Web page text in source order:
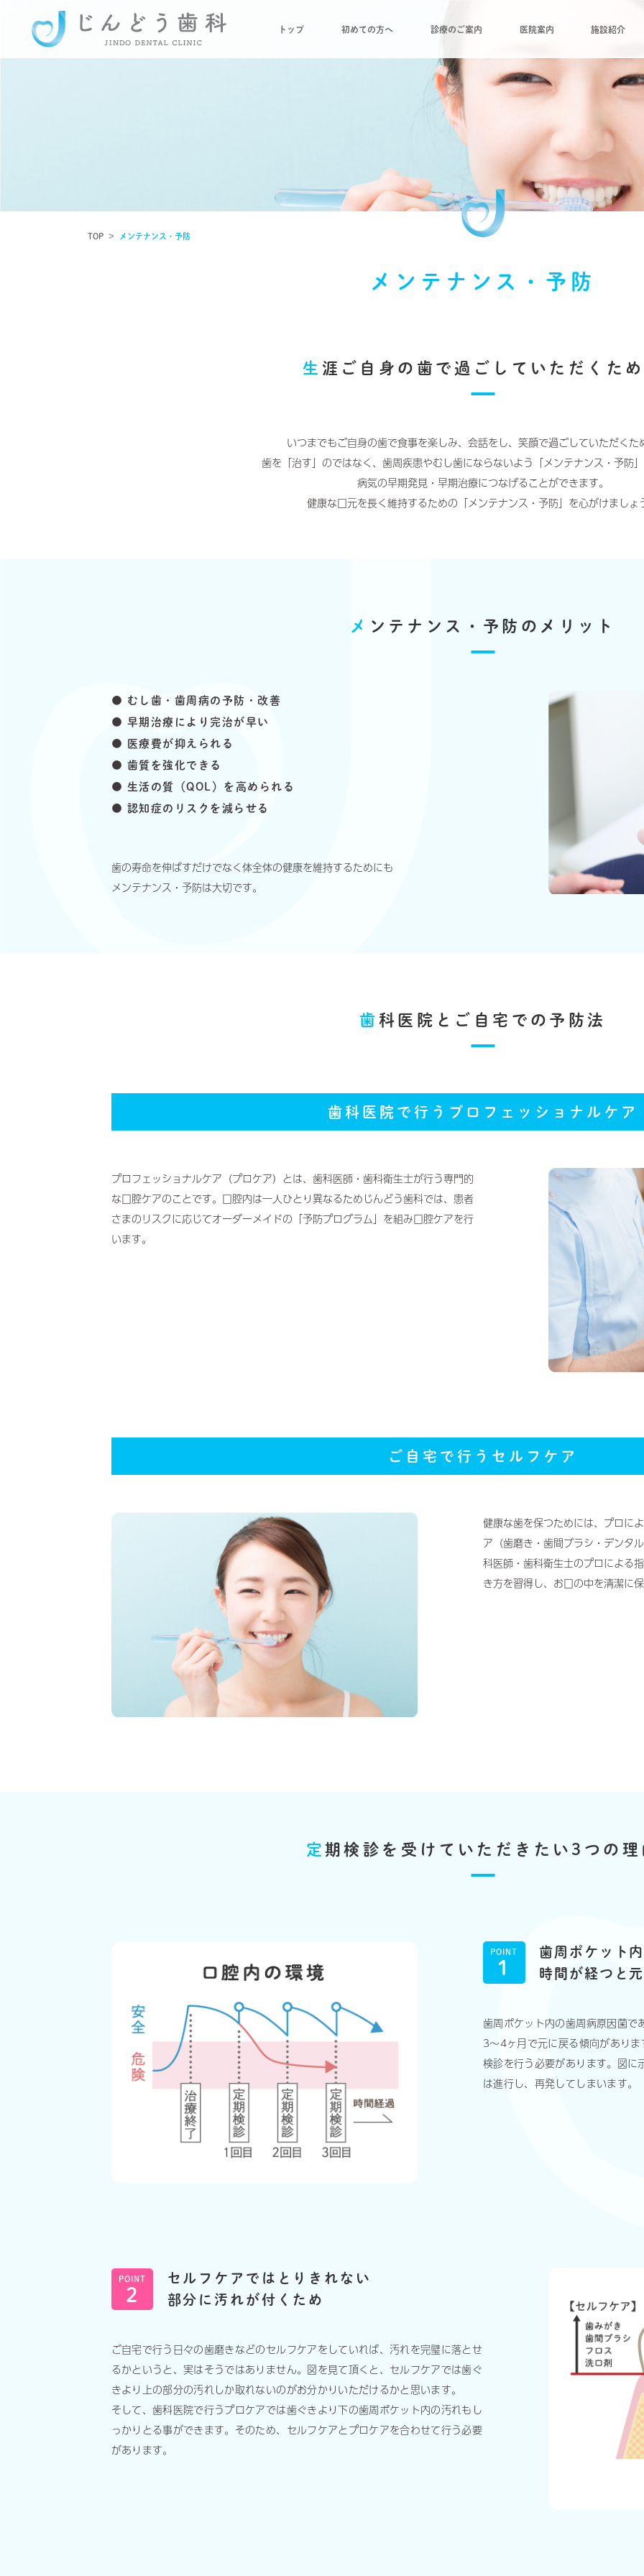
トップ 初めての方へ 診療のご案内 医院案内 施設紹介
TOP メンテナンス・予防
メンテナンス・予防
生 涯ご自身の歯で 過ごしていただくた
いつまでもご自身の歯で食事を楽しみ、 会話をし、笑顔で過ごしていただくた
歯を「治す」のではなく、 歯周疾患やむし歯にならないよう 「メンテナンス・予防
病気の早期発見・早期治療につなげることができます。
健康な口元を長く維持するための 「メンテナンス・予防」を心がけましょ
メ ンテナンス・ 予防のメリット
● むし歯・歯周病の予防・改善
● 早期治療により完治が早い
● 医療費が抑えられる
● 歯質を強化できる
● 生活の質（QOL）を高められる
● 認知症のリスクを減らせる
歯の寿命を伸ばすだけでなく体全体の健康を維持するためにも
メンテナンス・予防は大切です。
歯 科医院と ご自宅での予防法
歯科医院で行う プロフェッショナルケア
プロフェッショナルケア（プロケア）とは、歯科医師・歯科衛生士が行う専門的
な口腔ケアのことです。口腔内は一人ひとり異なるためじんどう歯科では、患者
さまのリスクに応じてオーダーメイドの「予防プログラム」を組み口腔ケアを行
います。
ご自宅で行うセルフケア
健康な歯を保つためには、プロに
ア（歯磨き・歯間ブラシ・デンタ
科医師・歯科衛生士のプロによる
き方を習得し、お口の中を清潔に
定期検診を 受けていただきたい 3つの理
POINT
1
歯周ポケット
時間が経つと
歯周ポケット内の歯周病原因菌
3〜4ヶ月で元に戻る傾向があり
検診を行う必要があります。図
は進行し、再発してしまいます
POINT
2
セルフケアでは とりきれない
部分に汚れが付くため
ご自宅で行う日々の歯磨きなどのセルフケアをしていれば、汚れを完璧に落とせ
るかというと、実はそうではありません。図を見て頂くと、セルフケアでは歯ぐ
きより上の部分の汚れしか取れないのがお分かりいただけるかと思います。
そして、歯科医院で行うプロケアでは歯ぐきより下の歯周ポケット内の汚れもし
っかりとる事ができます。そのため、セルフケアとプロケアを合わせて行う必要
があります。